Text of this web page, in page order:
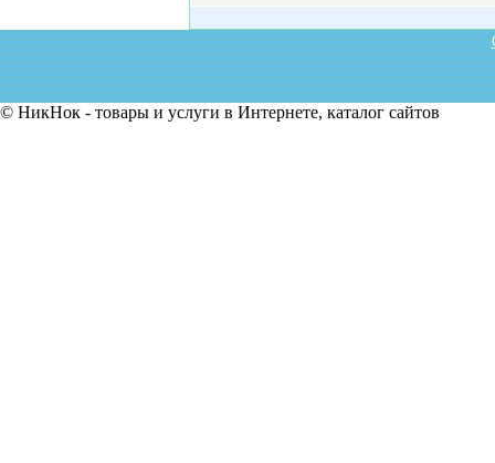
© НикНок - товары и услуги в Интернете, каталог сайтов